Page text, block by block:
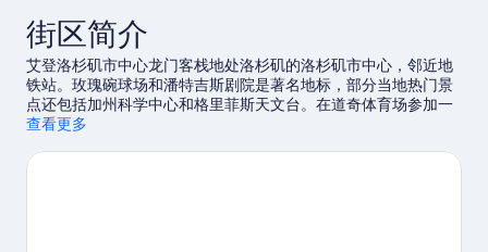
街区简介
艾登洛杉矶市中心龙门客栈地处洛杉矶的洛杉矶市中心，邻近地
铁站。玫瑰碗球场和潘特吉斯剧院是著名地标，部分当地热门景
点还包括加州科学中心和格里菲斯天文台。在道奇体育场参加一
场活动或游戏，腾出时间，参观不容错过的热门景点好莱坞环球
查看更多